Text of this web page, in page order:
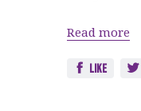
Read more
Like